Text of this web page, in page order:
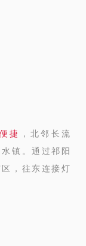
捷
，北邻长流
镇。通过祁阳
，往东连接灯